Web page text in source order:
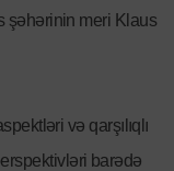
şəhərinin meri Klaus
və qarşılıqlı
barədə